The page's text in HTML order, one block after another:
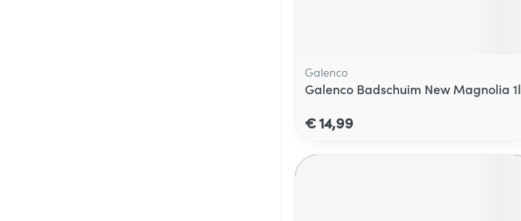
Galenco
Galenco Badschuim New Magnolia 1l
€ 14,99